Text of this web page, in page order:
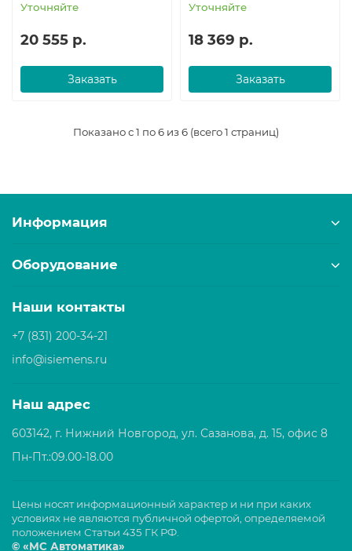
Уточняйте
20 555 р.
Заказать
Уточняйте
18 369 р.
Заказать
Показано с 1 по 6 из 6 (всего 1 страниц)
Информация
Оборудование
Наши контакты
+7 (831) 200-34-21
info@isiemens.ru
Наш адрес
603142, г. Нижний Новгород, ул. Сазанова, д. 15, офис 8
Пн-Пт.:09.00-18.00
Цены носят информационный характер и ни при каких
условиях не являются публичной офертой, определяемой
положением Статьи 435 ГК РФ.
© «МС Автоматика»